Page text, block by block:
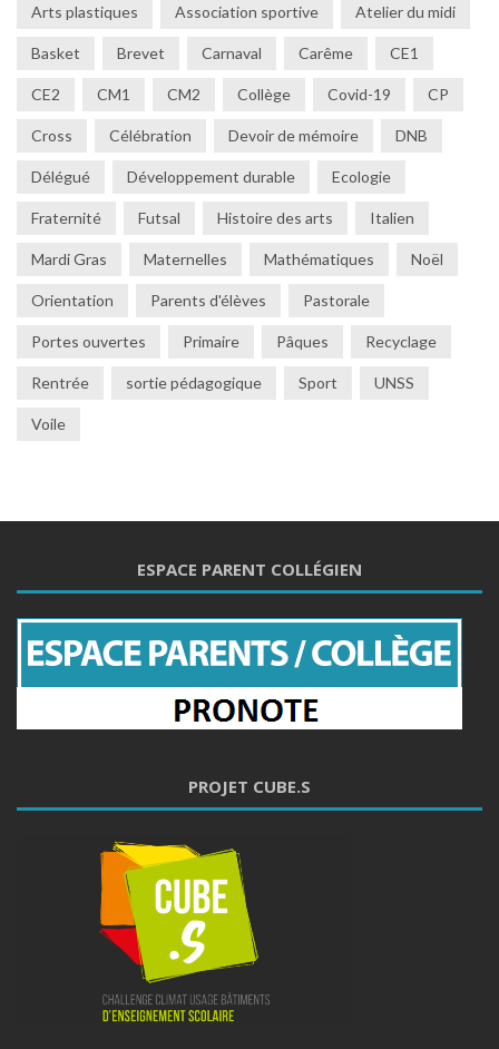
Arts plastiques Association sportive Atelier du midi
Basket Brevet Carnaval Carême CE1
CE2 CM1 CM2 Collège Covid-19 CP
Cross Célébration Devoir de mémoire DNB
Délégué Développement durable Ecologie
Fraternité Futsal Histoire des arts Italien
Mardi Gras Maternelles Mathématiques Noël
Orientation Parents d'élèves Pastorale
Portes ouvertes Primaire Pâques Recyclage
Rentrée sortie pédagogique Sport UNSS
Voile
ESPACE PARENT COLLÉGIEN
PROJET CUBE.S